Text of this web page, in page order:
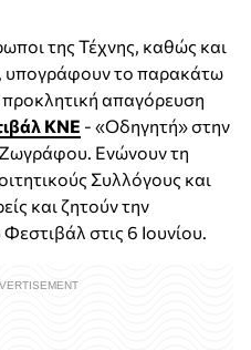
της Τέχνης, καθώς και
υπογράφουν το παρακάτω
προκλητική απαγόρευση
ΚΝΕ - «Οδηγητή» στην
Ενώνουν τη
Συλλόγους και
και ζητούν την
στις 6 Ιουνίου.